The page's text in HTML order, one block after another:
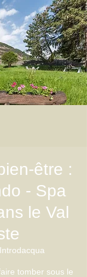
être :
- Spa
le Val
Introdacqua
tomber sous le